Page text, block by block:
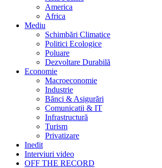
America
Africa
Mediu
Schimbări Climatice
Politici Ecologice
Poluare
Dezvoltare Durabilă
Economie
Macroeconomie
Industrie
Bănci & Asigurări
Comunicatii & IT
Infrastructură
Turism
Privatizare
Inedit
Interviuri video
OFF THE RECORD